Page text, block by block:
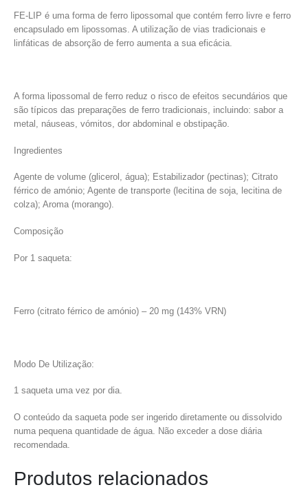
FE-LIP é uma forma de ferro lipossomal que contém ferro livre e ferro
encapsulado em lipossomas. A utilização de vias tradicionais e
linfáticas de absorção de ferro aumenta a sua eficácia.
A forma lipossomal de ferro reduz o risco de efeitos secundários que
são típicos das preparações de ferro tradicionais, incluindo: sabor a
metal, náuseas, vómitos, dor abdominal e obstipação.
Ingredientes
Agente de volume (glicerol, água); Estabilizador (pectinas); Citrato
férrico de amónio; Agente de transporte (lecitina de soja, lecitina de
colza); Aroma (morango).
Composição
Por 1 saqueta:
Ferro (citrato férrico de amónio) – 20 mg (143% VRN)
Modo De Utilização:
1 saqueta uma vez por dia.
O conteúdo da saqueta pode ser ingerido diretamente ou dissolvido
numa pequena quantidade de água. Não exceder a dose diária
recomendada.
Produtos relacionados